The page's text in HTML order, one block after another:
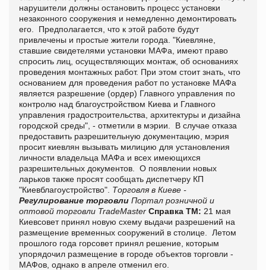
нарушители должны остановить процесс установки
незаконного сооружения и немедленно демонтировать
его. Предполагается, что к этой работе будут
привлечены и простые жители города. "Киевляне,
ставшие свидетелями установки МАФа, имеют право
спросить лиц, осуществляющих монтаж, об основаниях
проведения монтажных работ. При этом стоит знать, что
основанием для проведения работ по установке МАФа
является разрешение (ордер) Главного управления по
контролю над благоустройством Киева и Главного
управления градостроительства, архитектуры и дизайна
городской среды", - отметили в мэрии. В случае отказа
предоставить разрешительную документацию, мэрия
просит киевлян вызывать милицию для установления
личности владельца МАФа и всех имеющихся
разрешительных документов. О появлении новых
ларьков также просят сообщать диспетчеру КП
"Киевблагоустройство". Торговля в Киеве -
Регулирование торговли Портал розничной и
оптовой торговли TradeMaster Справка ТМ: 21 мая
Киевсовет принял новую схему выдачи разрешений на
размещение временных сооружений в столице. Летом
прошлого года горсовет принял решение, которым
упорядочил размещение в городе объектов торговли -
МАФов, однако в апреле отменил его.